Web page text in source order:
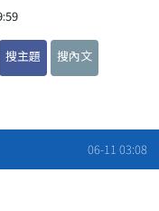
搜主題 搜內文
06-11 03:08